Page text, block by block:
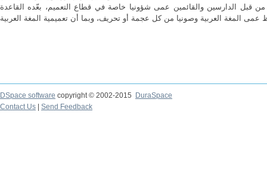
من قبل الدارسين والقائمين عمى شؤونيا خاصة في قطاع التعميم، بعّده القاعدة
DSpace software copyright © 2002-2015
DuraSpace
Contact Us
Send Feedback